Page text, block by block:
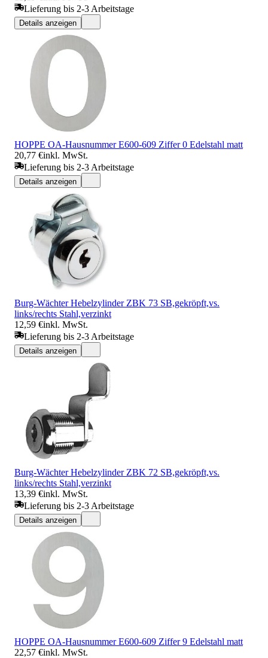
Lieferung bis 2-3 Arbeitstage
Details anzeigen
HOPPE OA-Hausnummer E600-609 Ziffer 0 Edelstahl matt
20,77 €inkl. MwSt.
Lieferung bis 2-3 Arbeitstage
Details anzeigen
Burg-Wächter Hebelzylinder ZBK 73 SB,gekröpft,vs.
links/rechts Stahl,verzinkt
12,59 €inkl. MwSt.
Lieferung bis 2-3 Arbeitstage
Details anzeigen
Burg-Wächter Hebelzylinder ZBK 72 SB,gekröpft,vs.
links/rechts Stahl,verzinkt
13,39 €inkl. MwSt.
Lieferung bis 2-3 Arbeitstage
Details anzeigen
HOPPE OA-Hausnummer E600-609 Ziffer 9 Edelstahl matt
22,57 €inkl. MwSt.